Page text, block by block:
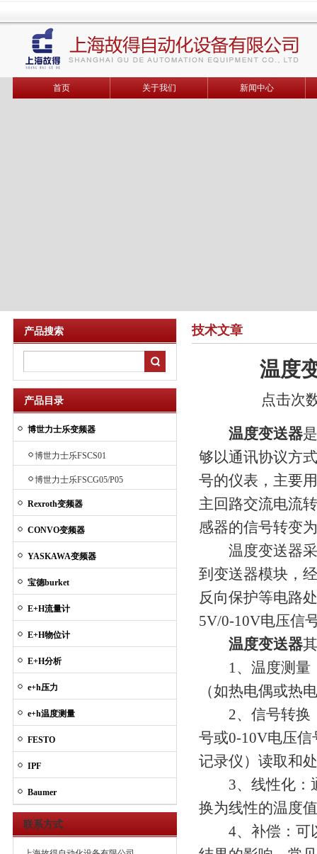
首页 关于我们 新闻中心
产品搜索
产品目录
博世力士乐变频器
博世力士乐FSCS01
博世力士乐FSCG05/P05
Rexroth变频器
CONVO变频器
YASKAWA变频器
宝德burket
E+H流量计
E+H物位计
E+H分析
e+h压力
e+h温度测量
FESTO
IPF
Baumer
联系方式
技术文章
温度
点击次
温度变送器
够以通讯协议方
号的仪表，主要
主回路交流电流
感器的信号转变
温度变送器采
到变送器模块，
反向保护等电路
5V/0-10V电压信
温度变送器
1、温度测量：
（如热电偶或热
2、信号转换：
号或0-10V电压
记录仪）读取和
3、线性化：通
换为线性的温度
4、补偿：可以